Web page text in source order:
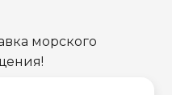
морского